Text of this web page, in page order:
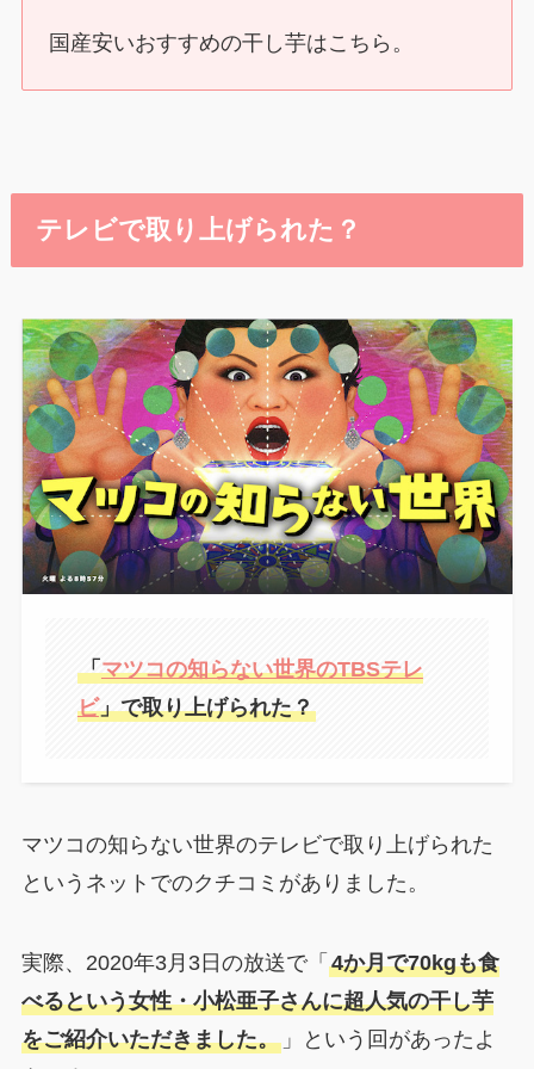
国産安いおすすめの干し芋はこちら。
テレビで取り上げられた？
「マツコの知らない世界のTBSテレ
ビ」で取り上げられた？
マツコの知らない世界のテレビで取り上げられた
というネットでのクチコミがありました。
実際、2020年3月3日の放送で「 4か月で70kgも食
べるという女性・小松亜子さんに超人気の干し芋
をご紹介いただきました。」という回があったよ